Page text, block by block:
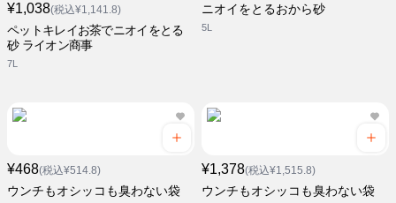
¥1,038(税込¥1,141.8)
ペットキレイお茶でニオイをとる
砂 ライオン商事
7L
ニオイをとるおから砂
5L
¥468(税込¥514.8)
ウンチもオシッコも臭わない袋
¥1,378(税込¥1,515.8)
ウンチもオシッコも臭わない袋